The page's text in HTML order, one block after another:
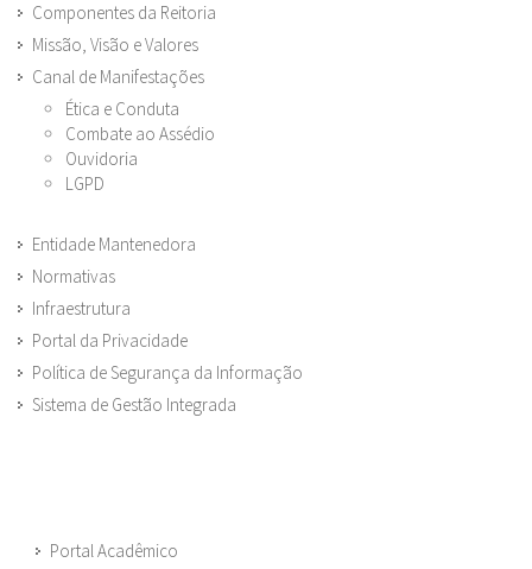
Componentes da Reitoria
Missão, Visão e Valores
Canal de Manifestações
Ética e Conduta
Combate ao Assédio
Ouvidoria
LGPD
Entidade Mantenedora
Normativas
Infraestrutura
Portal da Privacidade
Política de Segurança da Informação
Sistema de Gestão Integrada
Portal Acadêmico